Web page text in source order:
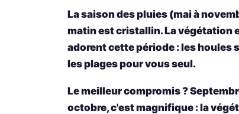
La saison des pluies (mai à
matin est cristallin. La végétation
adorent cette période : les houles
les plages pour vous seul.
Le meilleur compromis ?
octobre, c'est magnifique : la